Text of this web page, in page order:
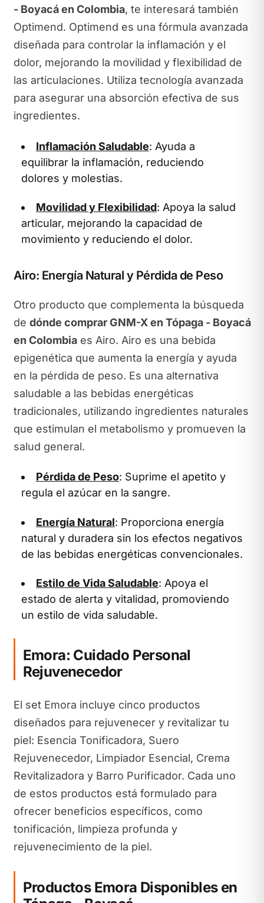
- Boyacá en Colombia, te interesará también
Optimend. Optimend es una fórmula avanzada
diseñada para controlar la inflamación y el
dolor, mejorando la movilidad y flexibilidad de
las articulaciones. Utiliza tecnología avanzada
para asegurar una absorción efectiva de sus
ingredientes.
Inflamación Saludable: Ayuda a
equilibrar la inflamación, reduciendo
dolores y molestias.
Movilidad y Flexibilidad: Apoya la salud
articular, mejorando la capacidad de
movimiento y reduciendo el dolor.
Airo: Energía Natural y Pérdida de Peso
Otro producto que complementa la búsqueda
de dónde comprar GNM-X en Tópaga - Boyacá
en Colombiaes Airo. Airo es una bebida
epigenética que aumenta la energía y ayuda
en la pérdida de peso. Es una alternativa
saludable a las bebidas energéticas
tradicionales, utilizando ingredientes naturales
que estimulan el metabolismo y promueven la
salud general.
Pérdida de Peso: Suprime el apetito y
regula el azúcar en la sangre.
Energía Natural: Proporciona energía
natural y duradera sin los efectos negativos
de las bebidas energéticas convencionales.
Estilo de Vida Saludable: Apoya el
estado de alerta y vitalidad, promoviendo
un estilo de vida saludable.
Emora: Cuidado Personal
Rejuvenecedor
El set Emora incluye cinco productos
diseñados para rejuvenecer y revitalizar tu
piel: Esencia Tonificadora, Suero
Rejuvenecedor, Limpiador Esencial, Crema
Revitalizadora y Barro Purificador. Cada uno
de estos productos está formulado para
ofrecer beneficios específicos, como
tonificación, limpieza profunda y
rejuvenecimiento de la piel.
Productos Emora Disponibles en